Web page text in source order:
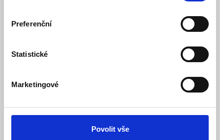
Preferenční
Statistické
Marketingové
Povolit vše
1 191 Kč